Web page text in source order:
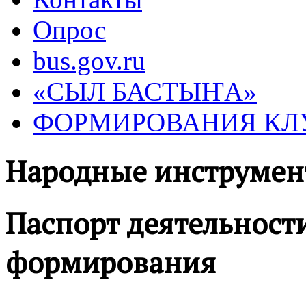
Опрос
bus.gov.ru
«СЫЛ БАСТЫҤА»
ФОРМИРОВАНИЯ
Народные
Паспорт
формирования